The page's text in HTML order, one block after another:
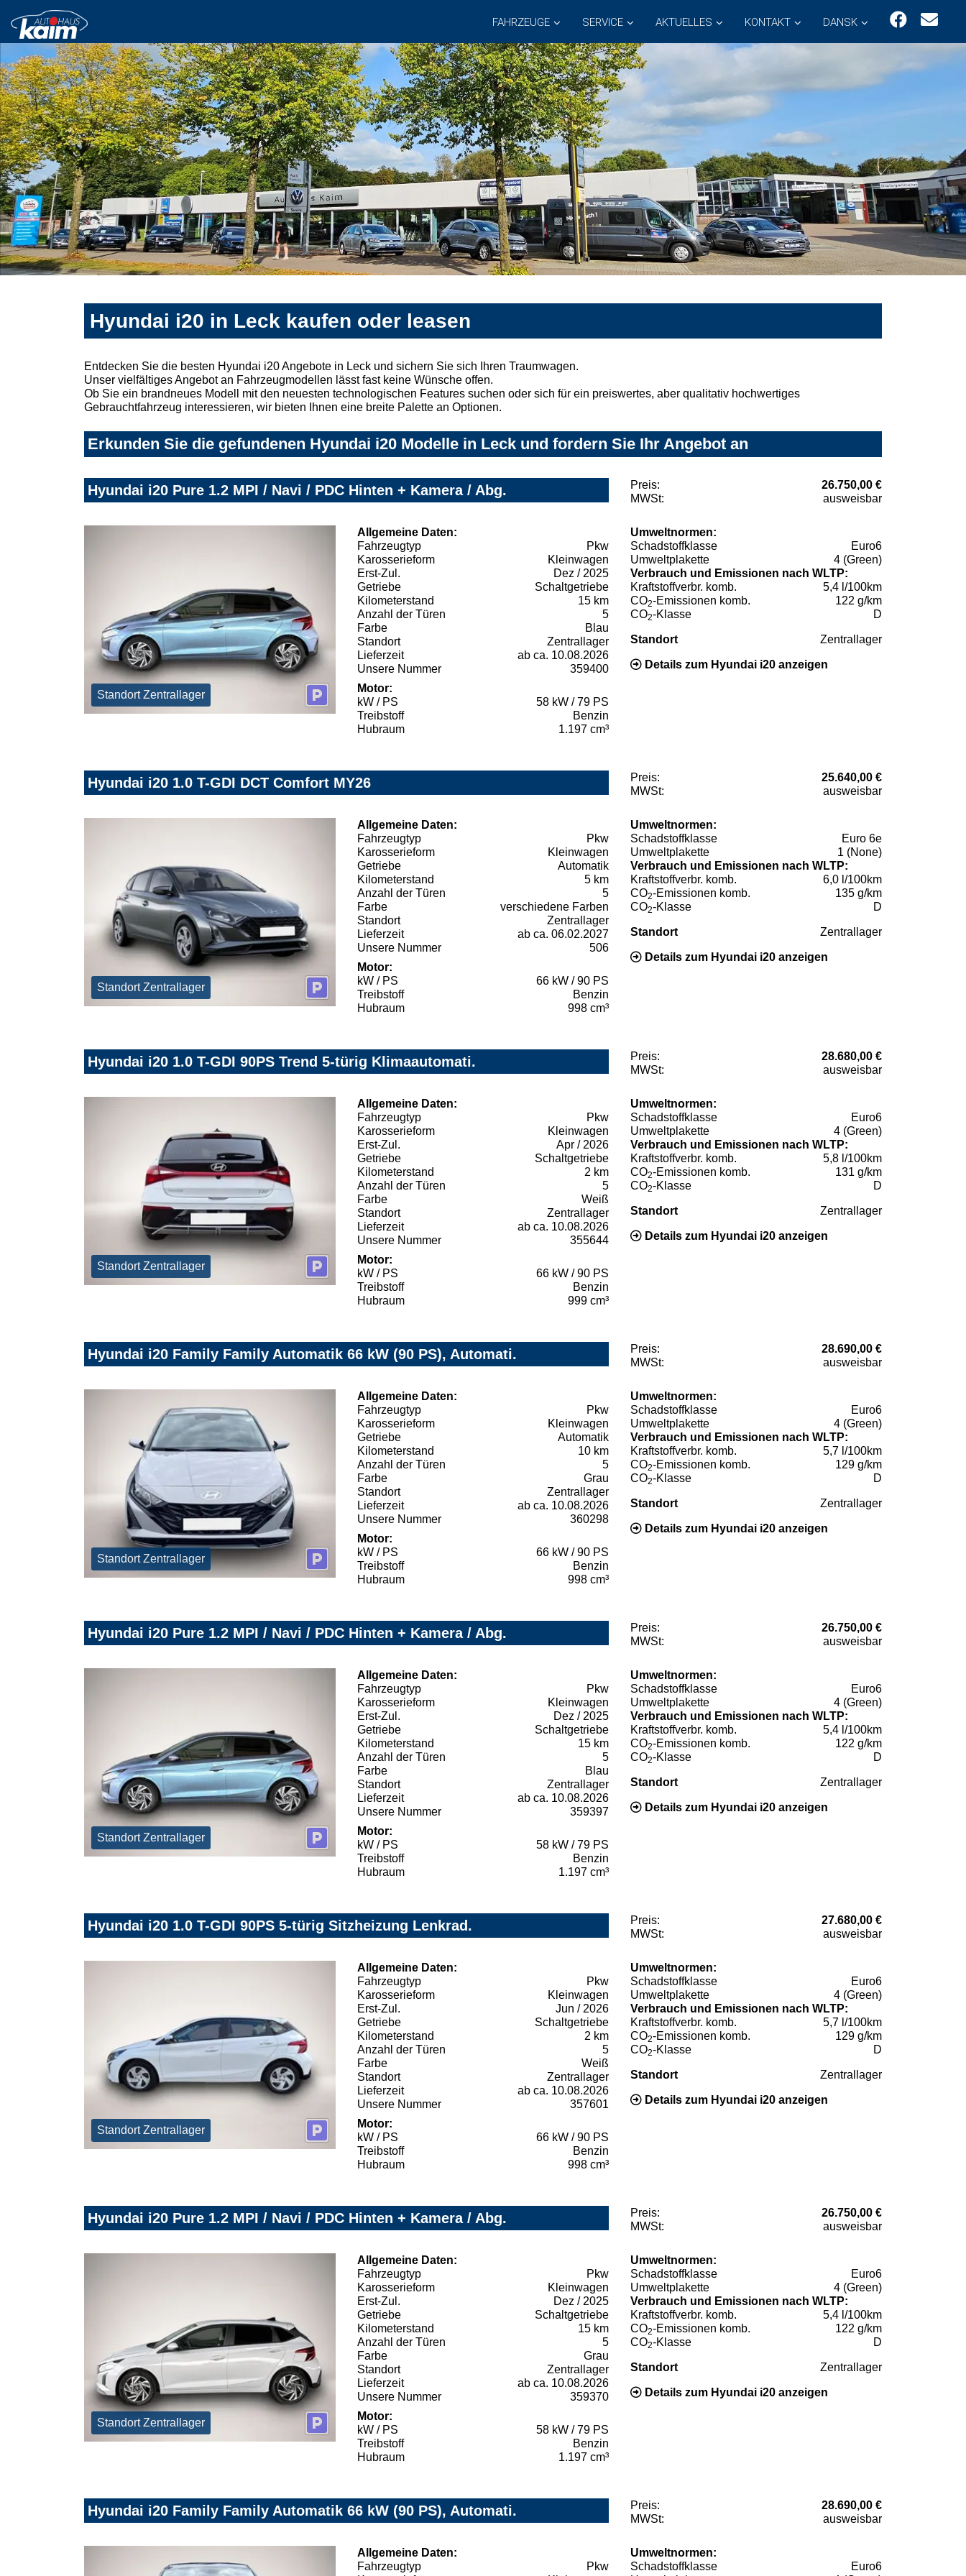
FAHRZEUGE SERVICE AKTUELLES KONTAKT DANSK
Hyundai i20 in Leck kaufen oder leasen
Entdecken Sie die besten Hyundai i20 Angebote in Leck und sichern Sie sich Ihren Traumwagen.
Unser vielfältiges Angebot an Fahrzeugmodellen lässt fast keine Wünsche offen.
Ob Sie ein brandneues Modell mit den neuesten technologischen Features suchen oder sich für ein preiswertes, aber qualitativ hochwertiges
Gebrauchtfahrzeug interessieren, wir bieten Ihnen eine breite Palette an Optionen.
Erkunden Sie die gefundenen Hyundai i20 Modelle in Leck und fordern Sie Ihr Angebot an
Hyundai i20 Pure 1.2 MPI / Navi / PDC Hinten + Kamera / Abg. Preis:
26.750,00 €
MWSt:
ausweisbar
Standort Zentrallager
Allgemeine Daten:
Fahrzeugtyp
Pkw
Karosserieform
Kleinwagen
Erst-Zul.
Dez / 2025
Getriebe
Schaltgetriebe
Kilometerstand
15 km
Anzahl der Türen
5
Farbe
Blau
Standort
Zentrallager
Lieferzeit
ab ca. 10.08.2026
Unsere Nummer
359400
Motor:
kW / PS
58 kW / 79 PS
Treibstoff
Benzin
Hubraum
1.197 cm³
Umweltnormen:
Schadstoffklasse
Euro6
Umweltplakette
4 (Green)
Verbrauch und Emissionen nach WLTP:
Kraftstoffverbr. komb.
5,4 l/100km
CO2-Emissionen komb.
122 g/km
CO2-Klasse D
Standort Zentrallager
Details zum Hyundai i20 anzeigen
Hyundai i20 1.0 T-GDI DCT Comfort MY26 Preis:
25.640,00 €
MWSt:
ausweisbar
Standort Zentrallager
Allgemeine Daten:
Fahrzeugtyp
Pkw
Karosserieform
Kleinwagen
Getriebe
Automatik
Kilometerstand
5 km
Anzahl der Türen
5
Farbe
verschiedene Farben
Standort
Zentrallager
Lieferzeit
ab ca. 06.02.2027
Unsere Nummer
506
Motor:
kW / PS
66 kW / 90 PS
Treibstoff
Benzin
Hubraum
998 cm³
Umweltnormen:
Schadstoffklasse
Euro 6e
Umweltplakette
1 (None)
Verbrauch und Emissionen nach WLTP:
Kraftstoffverbr. komb.
6,0 l/100km
CO2-Emissionen komb.
135 g/km
CO2-Klasse D
Standort Zentrallager
Details zum Hyundai i20 anzeigen
Hyundai i20 1.0 T-GDI 90PS Trend 5-türig Klimaautomati. Preis:
28.680,00 €
MWSt:
ausweisbar
Standort Zentrallager
Allgemeine Daten:
Fahrzeugtyp
Pkw
Karosserieform
Kleinwagen
Erst-Zul.
Apr / 2026
Getriebe
Schaltgetriebe
Kilometerstand
2 km
Anzahl der Türen
5
Farbe
Weiß
Standort
Zentrallager
Lieferzeit
ab ca. 10.08.2026
Unsere Nummer
355644
Motor:
kW / PS
66 kW / 90 PS
Treibstoff
Benzin
Hubraum
999 cm³
Umweltnormen:
Schadstoffklasse
Euro6
Umweltplakette
4 (Green)
Verbrauch und Emissionen nach WLTP:
Kraftstoffverbr. komb.
5,8 l/100km
CO2-Emissionen komb.
131 g/km
CO2-Klasse D
Standort Zentrallager
Details zum Hyundai i20 anzeigen
Hyundai i20 Family Family Automatik 66 kW (90 PS), Automati. Preis:
28.690,00 €
MWSt:
ausweisbar
Standort Zentrallager
Allgemeine Daten:
Fahrzeugtyp
Pkw
Karosserieform
Kleinwagen
Getriebe
Automatik
Kilometerstand
10 km
Anzahl der Türen
5
Farbe
Grau
Standort
Zentrallager
Lieferzeit
ab ca. 10.08.2026
Unsere Nummer
360298
Motor:
kW / PS
66 kW / 90 PS
Treibstoff
Benzin
Hubraum
998 cm³
Umweltnormen:
Schadstoffklasse
Euro6
Umweltplakette
4 (Green)
Verbrauch und Emissionen nach WLTP:
Kraftstoffverbr. komb.
5,7 l/100km
CO2-Emissionen komb.
129 g/km
CO2-Klasse D
Standort Zentrallager
Details zum Hyundai i20 anzeigen
Hyundai i20 Pure 1.2 MPI / Navi / PDC Hinten + Kamera / Abg. Preis:
26.750,00 €
MWSt:
ausweisbar
Standort Zentrallager
Allgemeine Daten:
Fahrzeugtyp
Pkw
Karosserieform
Kleinwagen
Erst-Zul.
Dez / 2025
Getriebe
Schaltgetriebe
Kilometerstand
15 km
Anzahl der Türen
5
Farbe
Blau
Standort
Zentrallager
Lieferzeit
ab ca. 10.08.2026
Unsere Nummer
359397
Motor:
kW / PS
58 kW / 79 PS
Treibstoff
Benzin
Hubraum
1.197 cm³
Umweltnormen:
Schadstoffklasse
Euro6
Umweltplakette
4 (Green)
Verbrauch und Emissionen nach WLTP:
Kraftstoffverbr. komb.
5,4 l/100km
CO2-Emissionen komb.
122 g/km
CO2-Klasse D
Standort Zentrallager
Details zum Hyundai i20 anzeigen
Hyundai i20 1.0 T-GDI 90PS 5-türig Sitzheizung Lenkrad. Preis:
27.680,00 €
MWSt:
ausweisbar
Standort Zentrallager
Allgemeine Daten:
Fahrzeugtyp
Pkw
Karosserieform
Kleinwagen
Erst-Zul.
Jun / 2026
Getriebe
Schaltgetriebe
Kilometerstand
2 km
Anzahl der Türen
5
Farbe
Weiß
Standort
Zentrallager
Lieferzeit
ab ca. 10.08.2026
Unsere Nummer
357601
Motor:
kW / PS
66 kW / 90 PS
Treibstoff
Benzin
Hubraum
998 cm³
Umweltnormen:
Schadstoffklasse
Euro6
Umweltplakette
4 (Green)
Verbrauch und Emissionen nach WLTP:
Kraftstoffverbr. komb.
5,7 l/100km
CO2-Emissionen komb.
129 g/km
CO2-Klasse D
Standort Zentrallager
Details zum Hyundai i20 anzeigen
Hyundai i20 Pure 1.2 MPI / Navi / PDC Hinten + Kamera / Abg. Preis:
26.750,00 €
MWSt:
ausweisbar
Standort Zentrallager
Allgemeine Daten:
Fahrzeugtyp
Pkw
Karosserieform
Kleinwagen
Erst-Zul.
Dez / 2025
Getriebe
Schaltgetriebe
Kilometerstand
15 km
Anzahl der Türen
5
Farbe
Grau
Standort
Zentrallager
Lieferzeit
ab ca. 10.08.2026
Unsere Nummer
359370
Motor:
kW / PS
58 kW / 79 PS
Treibstoff
Benzin
Hubraum
1.197 cm³
Umweltnormen:
Schadstoffklasse
Euro6
Umweltplakette
4 (Green)
Verbrauch und Emissionen nach WLTP:
Kraftstoffverbr. komb.
5,4 l/100km
CO2-Emissionen komb.
122 g/km
CO2-Klasse D
Standort Zentrallager
Details zum Hyundai i20 anzeigen
Hyundai i20 Family Family Automatik 66 kW (90 PS), Automati. Preis:
28.690,00 €
MWSt:
ausweisbar
Allgemeine Daten:
Fahrzeugtyp
Pkw
Umweltnormen:
Schadstoffklasse
Euro6